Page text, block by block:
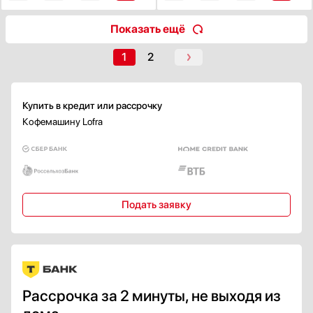
Противокапельная система
Поворотные
Сенсорные / поворотные
Сенсорные / кнопочные
Показать все
LCD
LED
Цветной
Показать все
Показать ещё
1 2
Купить в кредит или рассрочку
Кофемашину Lofra
Подать заявку
Рассрочка за 2 минуты, не выходя из